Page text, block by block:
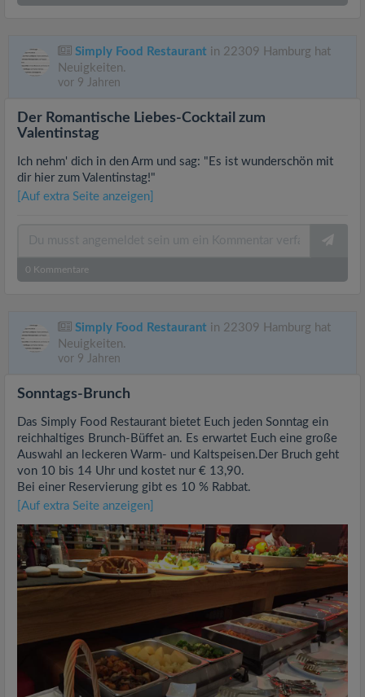
Simply Food Restaurant in 22309 Hamburg hat
Neuigkeiten.
vor 9 Jahren
Der Romantische Liebes-Cocktail zum
Valentinstag
Ich nehm' dich in den Arm und sag: "Es ist wunderschön mit
dir hier zum Valentinstag!"
[Auf extra Seite anzeigen]
0 Kommentare
Simply Food Restaurant in 22309 Hamburg hat
Neuigkeiten.
vor 9 Jahren
Sonntags-Brunch
Das Simply Food Restaurant bietet Euch jeden Sonntag ein
reichhaltiges Brunch-Büffet an. Es erwartet Euch eine große
Auswahl an leckeren Warm- und Kaltspeisen.Der Bruch geht
von 10 bis 14 Uhr und kostet nur € 13,90.
Bei einer Reservierung gibt es 10 % Rabbat.
[Auf extra Seite anzeigen]